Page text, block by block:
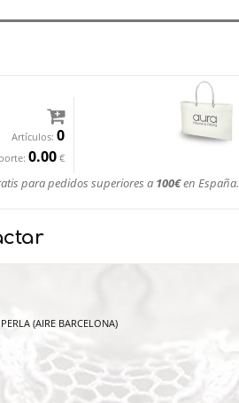
Artículos: 0
0.00 €
para pedidos superiores a 100€en España.
PERLA (AIRE BARCELONA)